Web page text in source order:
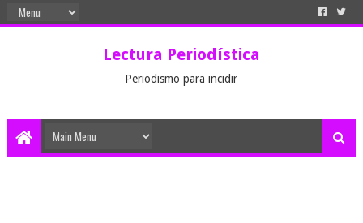
Lectura Periodística
Periodismo para incidir